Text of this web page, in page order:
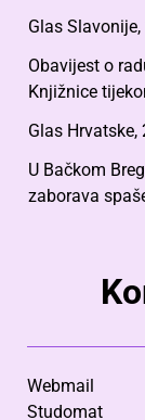
Glas
Obavijest o
Knjižnice
Glas Hrvatske,
U Bačkom
zaborava
Webmail
Studomat